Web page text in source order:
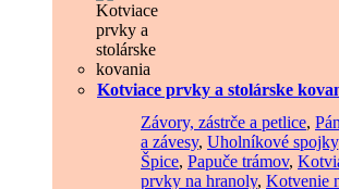
Kotviace prvky a stolárske
Závory, zástrče a petlice,
a závesy, Uholníkové spojky
Špice, Papuče trámov,
prvky na hranoly, Kotvenie